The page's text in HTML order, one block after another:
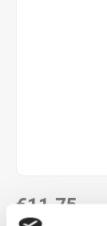
€11,75